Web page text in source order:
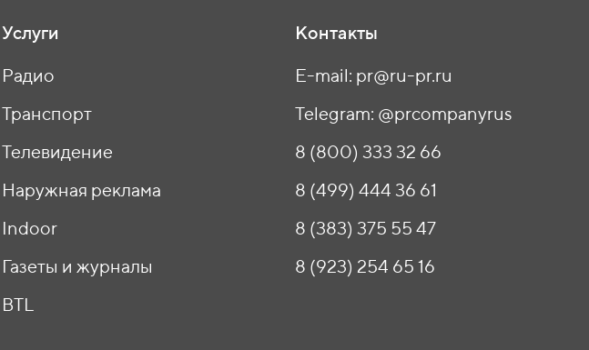
Услуги
Радио
Транспорт
Телевидение
Наружная реклама
Indoor
Газеты и журналы
BTL
Контакты
E-mail: pr@ru-pr.ru
Telegram: @prcompanyrus
8 (800) 333 32 66
8 (499) 444 36 61
8 (383) 375 55 47
8 (923) 254 65 16